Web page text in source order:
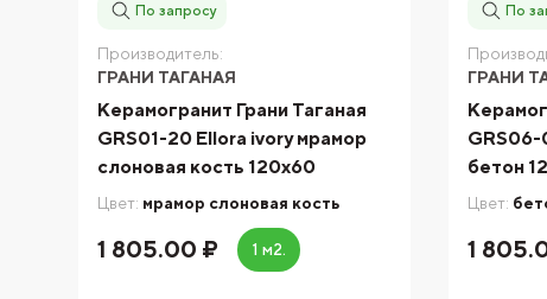
По запросу
Производитель:
ГРАНИ ТАГАНАЯ
Керамогранит Грани Таганая
GRS01-20 Ellora ivory мрамор
слоновая кость 120х60
Цвет: мрамор слоновая кость
1 805.00 ₽ 1 м2.
По
ГРАНИ
бетон
Цвет:
1